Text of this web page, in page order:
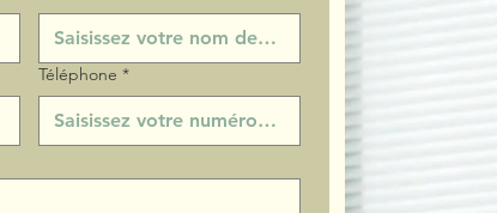
Téléphone *